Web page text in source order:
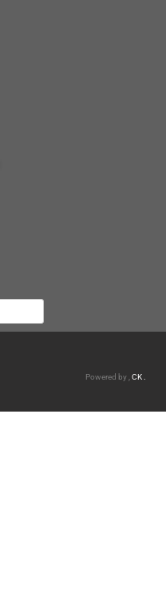
Powered by , CK .